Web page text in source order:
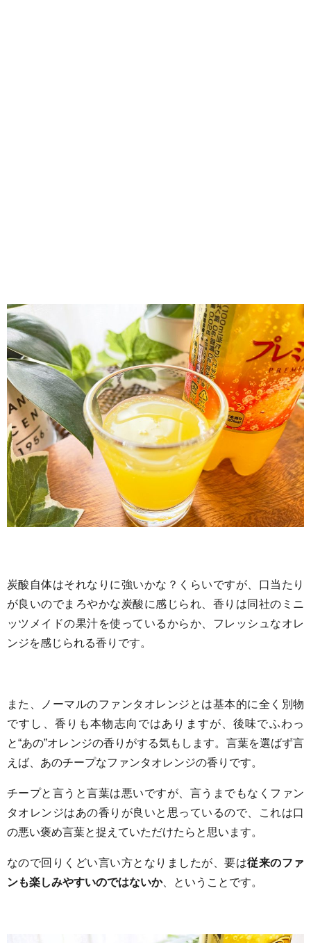
炭酸自体はそれなりに強いかな？くらいですが、口当たり
が良いのでまろやかな炭酸に感じられ、香りは同社のミニ
ッツメイドの果汁を使っているからか、フレッシュなオレ
ンジを感じられる香りです。
また、ノーマルのファンタオレンジとは基本的に全く別物
ですし、香りも本物志向ではありますが、後味でふわっ
と“あの”オレンジの香りがする気もします。言葉を選ばず言
えば、あのチープなファンタオレンジの香りです。
チープと言うと言葉は悪いですが、言うまでもなくファン
タオレンジはあの香りが良いと思っているので、これは口
の悪い褒め言葉と捉えていただけたらと思います。
なので回りくどい言い方となりましたが、要は従来のファ
ンも楽しみやすいのではないか、ということです。